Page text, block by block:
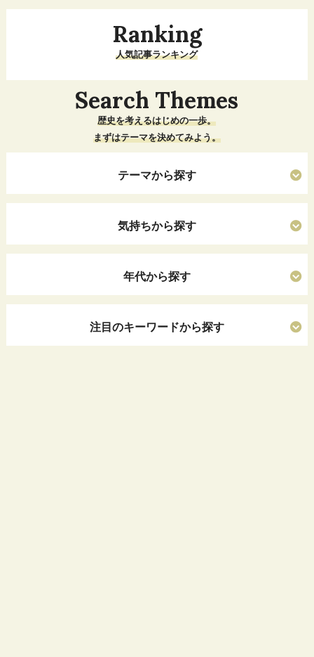
Ranking
人気記事ランキング
Search Themes
歴史を考えるはじめの一歩。
まずはテーマを決めてみよう。
テーマから探す
気持ちから探す
年代から探す
注目のキーワードから探す